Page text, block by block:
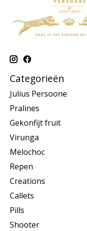
Categorieën
Julius Persoone
Pralines
Gekonfijt fruit
Virunga
Melochoc
Repen
Creations
Callets
Pills
Shooter